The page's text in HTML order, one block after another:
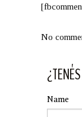
No
Name